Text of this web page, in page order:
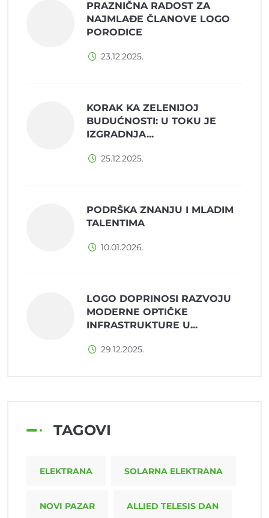
PRAZNIČNA RADOST ZA
NAJMLAĐE ČLANOVE LOGO
PORODICE
23.12.2025.
KORAK KA ZELENIJOJ
BUDUĆNOSTI: U TOKU JE
IZGRADNJA...
25.12.2025.
PODRŠKA ZNANJU I MLADIM
TALENTIMA
10.01.2026.
LOGO DOPRINOSI RAZVOJU
MODERNE OPTIČKE
INFRASTRUKTURE U...
29.12.2025.
TAGOVI
ELEKTRANA SOLARNA ELEKTRANA
NOVI PAZAR ALLIED TELESIS DAN